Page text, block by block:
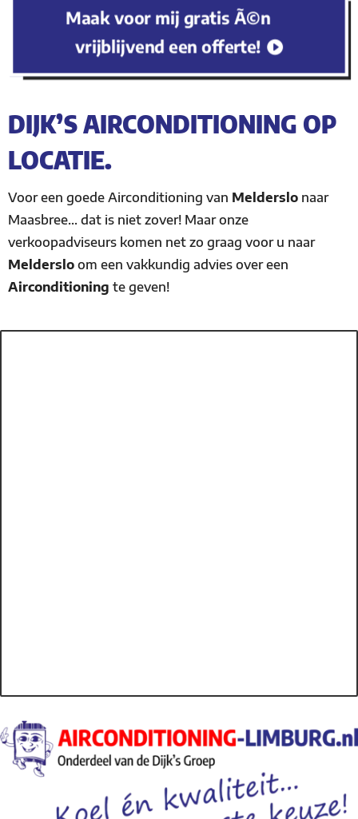
Maak voor mij gratis Ã©n
vrijblijvend een offerte!
DIJK’S AIRCONDITIONING OP
LOCATIE.
Voor een goede Airconditioning van Melderslo naar
Maasbree… dat is niet zover! Maar onze
verkoopadviseurs komen net zo graag voor u naar
Melderslo om een vakkundig advies over een
Airconditioning te geven!